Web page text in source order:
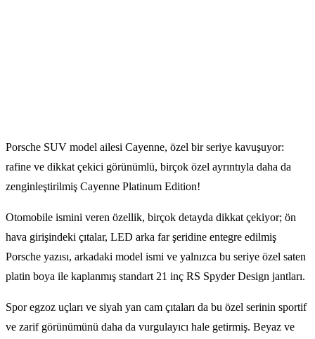
Porsche SUV model ailesi Cayenne, özel bir seriye kavuşuyor:
rafine ve dikkat çekici görünümlü, birçok özel ayrıntıyla daha da
zenginleştirilmiş Cayenne Platinum Edition!
Otomobile ismini veren özellik, birçok detayda dikkat çekiyor; ön
hava girişindeki çıtalar, LED arka far şeridine entegre edilmiş
Porsche yazısı, arkadaki model ismi ve yalnızca bu seriye özel saten
platin boya ile kaplanmış standart 21 inç RS Spyder Design jantları.
Spor egzoz uçları ve siyah yan cam çıtaları da bu özel serinin sportif
ve zarif görünümünü daha da vurgulayıcı hale getirmiş. Beyaz ve